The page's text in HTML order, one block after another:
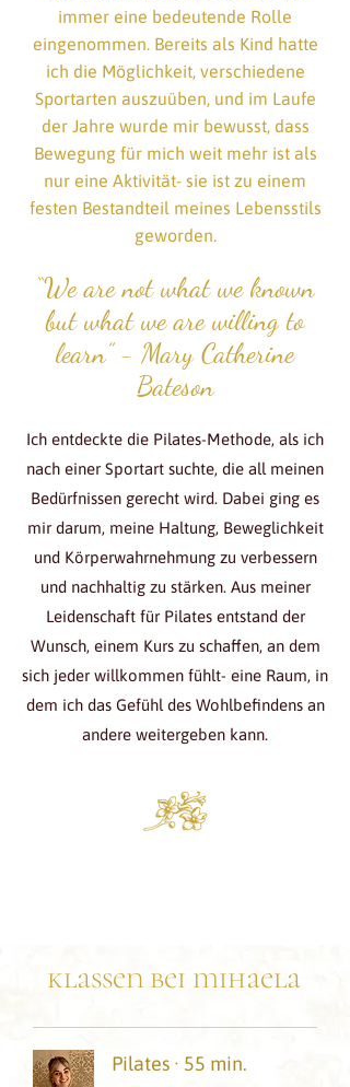
immer eine bedeutende Rolle
eingenommen. Bereits als Kind hatte
ich die Möglichkeit, verschiedene
Sportarten auszuüben, und im Laufe
der Jahre wurde mir bewusst, dass
Bewegung für mich weit mehr ist als
nur eine Aktivität- sie ist zu einem
festen Bestandteil meines Lebensstils
geworden.
“We are not what we known
but what we are willing to
learn” - Mary Catherine
Bateson
Ich entdeckte die Pilates-Methode, als ich
nach einer Sportart suchte, die all meinen
Bedürfnissen gerecht wird. Dabei ging es
mir darum, meine Haltung, Beweglichkeit
und Körperwahrnehmung zu verbessern
und nachhaltig zu stärken. Aus meiner
Leidenschaft für Pilates entstand der
Wunsch, einem Kurs zu schaffen, an dem
sich jeder willkommen fühlt- eine Raum, in
dem ich das Gefühl des Wohlbefindens an
andere weitergeben kann.
klassen bei mihaela
Pilates · 55 min.